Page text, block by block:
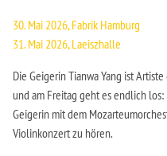
30. Mai 2026, Fabrik Hamburg
31. Mai 2026, Laeiszhalle
Die Geigerin Tianwa Yang ist
und am Freitag geht es endlich
Geigerin mit dem
Violinkonzert zu hören.